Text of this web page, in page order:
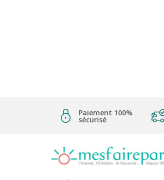
Paiement 100%
sécurisé